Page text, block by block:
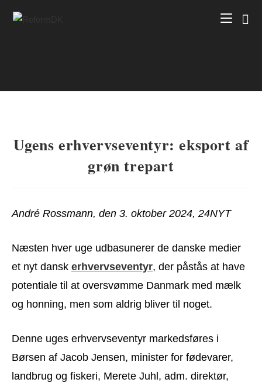
Ugens erhvervseventyr: eksport af
grøn trepart
André Rossmann, den 3. oktober 2024, 24NYT
Næsten hver uge udbasunerer de danske medier
et nyt dansk erhvervseventyr, der påstås at have
potentiale til at oversvømme Danmark med mælk
og honning, men som aldrig bliver til noget.
Denne uges erhvervseventyr markedsføres i
Børsen af Jacob Jensen, minister for fødevarer,
landbrug og fiskeri, Merete Juhl, adm. direktør,